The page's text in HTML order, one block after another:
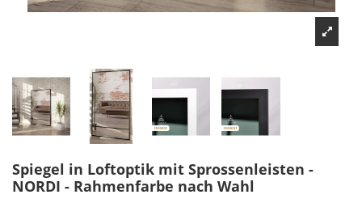
Spiegel in Loftoptik mit Sprossenleisten -
NORDI - Rahmenfarbe nach Wahl